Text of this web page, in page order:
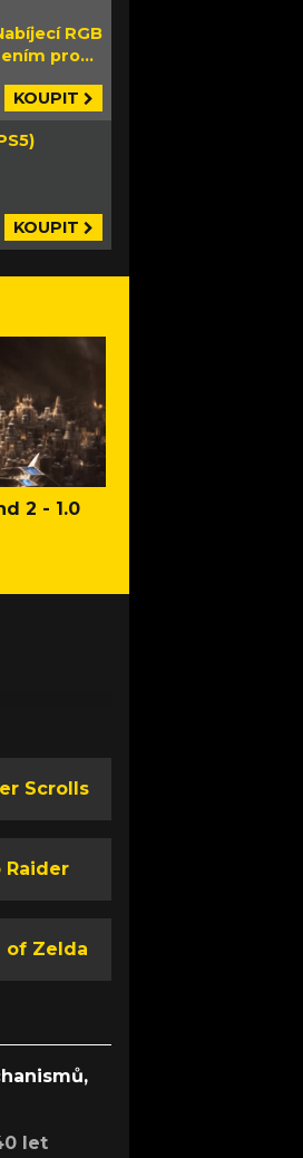
RGB
pro
KOUPIT
KOUPIT
2 - 1.0
Scrolls
Raider
of Zelda
let